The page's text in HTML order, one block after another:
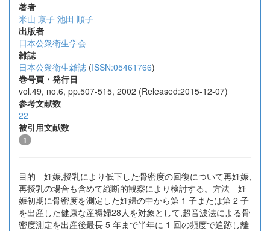
著者
米山 京子 池田 順子
出版者
日本公衆衛生学会
雑誌
日本公衆衛生雑誌 (ISSN:05461766)
巻号頁・発行日
vol.49, no.6, pp.507-515, 2002 (Released:2015-12-07)
参考文献数
22
被引用文献数
1
目的 妊娠,授乳により低下した骨密度の回復について再妊娠,
再授乳の場合も含めて縦断的観察により検討する。方法 妊
娠初期に骨密度を測定した妊婦の中から第 1 子または第 2 子
を出産した健康な産褥婦28人を対象として,超音波法による骨
密度測定を出産後最長 5 年まで半年に 1 回の頻度で追跡し離